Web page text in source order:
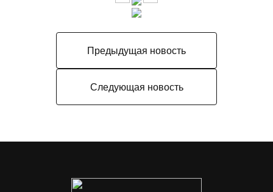
Предыдущая новость
Следующая новость